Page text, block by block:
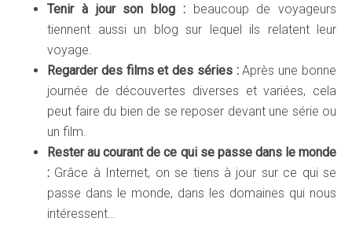
Tenir à jour son blog :beaucoup de voyageurs
tiennent aussi un blog sur lequel ils relatent leur
voyage.
Regarder des films et des séries :Après une bonne
journée de découvertes diverses et variées, cela
peut faire du bien de se reposer devant une série ou
un film.
Rester au courant de ce qui se passe dans le monde
: Grâce à Internet, on se tiens à jour sur ce qui se
passe dans le monde, dans les domaines qui nous
intéressent…